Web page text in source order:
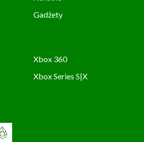
Gadżety
Xbox 360
Xbox Series S|X